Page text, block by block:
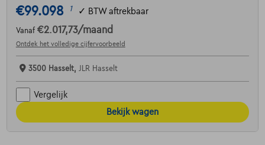
€99.098 1 ✓ BTW aftrekbaar
Vanaf €2.017,73/maand
Ontdek het volledige cijfervoorbeeld
3500 Hasselt, JLR Hasselt
Vergelijk
Bekijk wagen